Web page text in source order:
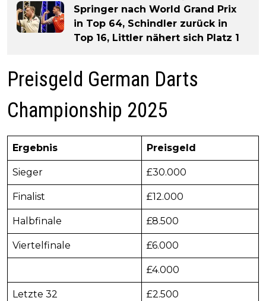
Springer nach World Grand Prix
in Top 64, Schindler zurück in
Top 16, Littler nähert sich Platz 1
Preisgeld German Darts
Championship 2025
Ergebnis Preisgeld
Sieger £30.000
Finalist £12.000
Halbfinale £8.500
Viertelfinale £6.000
£4.000
Letzte 32 £2.500